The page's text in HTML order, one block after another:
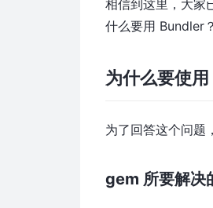
相信到这里，大家
什么要用 Bundler？
为什么要使
为了回答这个问题
gem 所要解决